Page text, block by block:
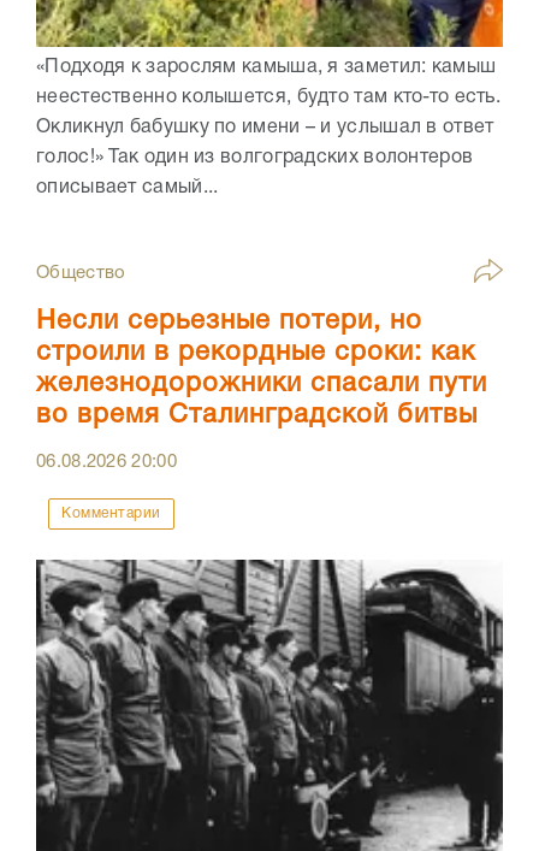
«Подходя к зарослям камыша, я заметил: камыш
неестественно колышется, будто там кто-то есть.
Окликнул бабушку по имени – и услышал в ответ
голос!» Так один из волгоградских волонтеров
описывает самый...
Общество
Несли серьезные потери, но
строили в рекордные сроки: как
железнодорожники спасали пути
во время Сталинградской битвы
06.08.202620:00
Комментарии